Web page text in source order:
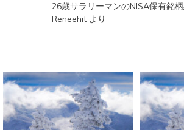
26歳サラリーマンのNISA保有銘柄
Reneehitより